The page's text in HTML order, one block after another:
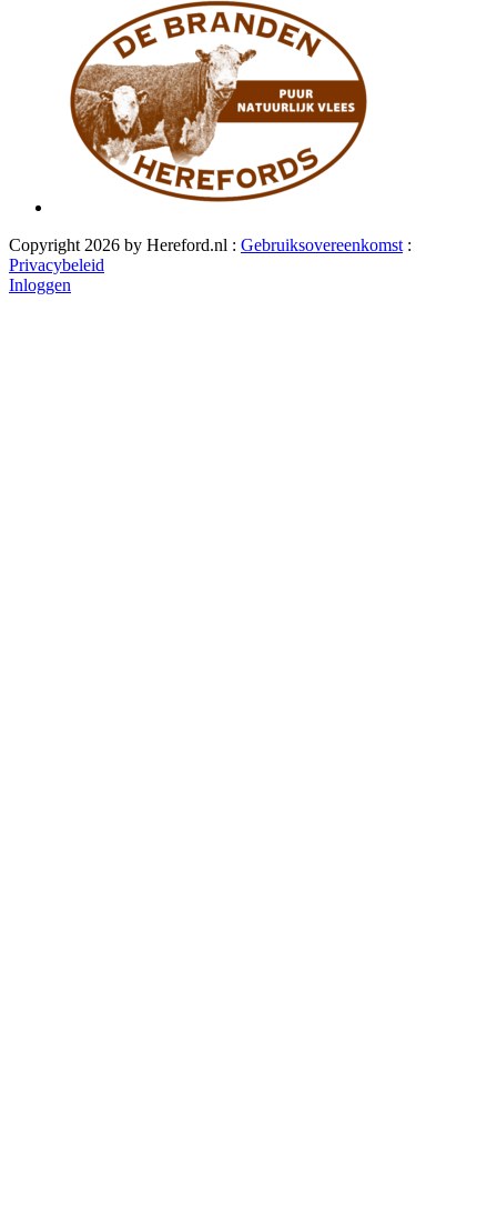
Copyright 2026 by Hereford.nl : Gebruiksovereenkomst :
Privacybeleid
Inloggen